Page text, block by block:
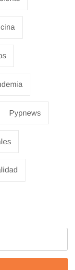
Pypnews